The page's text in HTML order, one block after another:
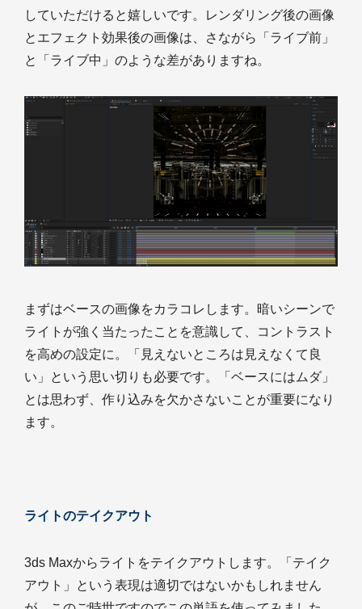
していただけると嬉しいです。レンダリング後の画像
とエフェクト効果後の画像は、さながら「ライブ前」
と「ライブ中」のような差がありますね。
まずはベースの画像をカラコレします。暗いシーンで
ライトが強く当たったことを意識して、コントラスト
を高めの設定に。「見えないところは見えなくて良
い」という思い切りも必要です。「ベースにはムダ」
とは思わず、作り込みを欠かさないことが重要になり
ます。
ライトのテイクアウト
3ds Maxからライトをテイクアウトします。「テイク
アウト」という表現は適切ではないかもしれません